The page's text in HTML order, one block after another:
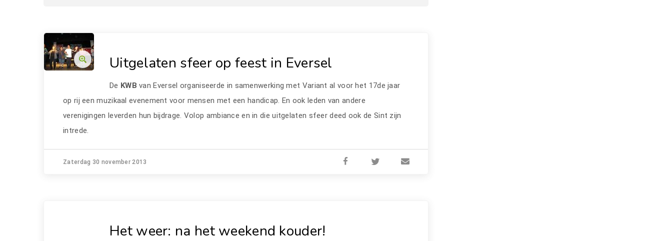
Uitgelaten sfeer op feest in Eversel
De KWBvan Eversel organiseerde in samenwerking met Variant al voor het 17de jaar
op rij een muzikaal evenement voor mensen met een handicap. En ook leden van andere
verenigingen leverden hun bijdrage. Volop ambiance en in die uitgelaten sfeer deed ook de Sint zijn
intrede.
Zaterdag 30 november 2013
Het weer: na het weekend kouder!